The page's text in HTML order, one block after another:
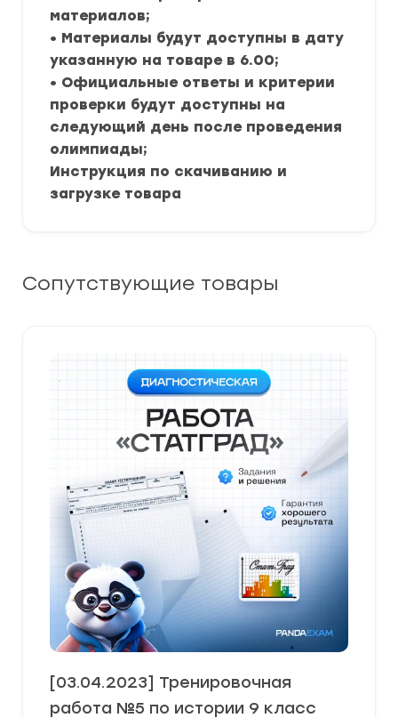
материалов;
• Материалы будут доступны в дату
указанную на товаре в 6.00;
• Официальные ответы и критерии
проверки будут доступны на
следующий день после проведения
олимпиады;
Инструкция по скачиванию и
загрузке товара
Сопутствующие товары
[03.04.2023] Тренировочная
работа №5 по истории 9 класс